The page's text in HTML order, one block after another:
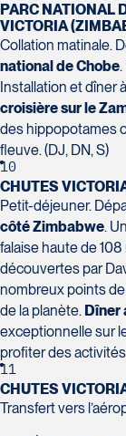
PARC NATIONAL
VICTORIA
Collation matinale.
national de Chobe
Installation et dîner
croisière sur le
des hippopotames
fleuve. (DJ, DN, S)
10
CHUTES
Petit-déjeuner.
côté Zimbabwe.
falaise haute de
découvertes par
nombreux points
de la planète. Dîner
exceptionnelle sur
profiter des
11
CHUTES
Transfert vers
Voyages Jean-
2152 Boulevard
Brossard
J4W 1L9
Tél :450-671-
Voyages
1000 Boulevard
- Local 150
Salaberry-de-
2700 Boulevard
Champlain,
Québec
G1V 4K5
Tél :418-653-
Voyages Paradis
2500 rue
Québec
G2C 0M4
Tél :418-659-